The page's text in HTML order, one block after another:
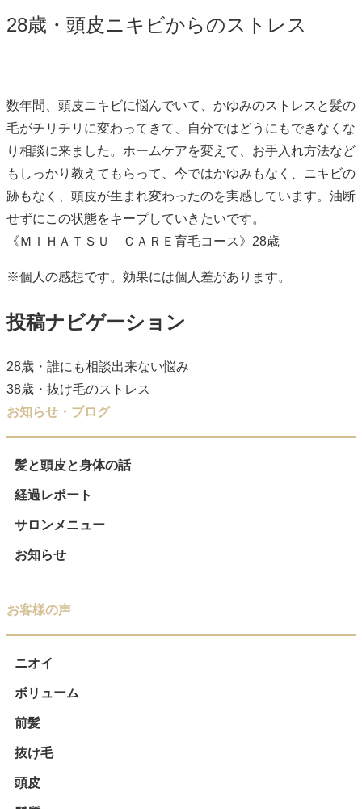
28歳・頭皮ニキビからのストレス
数年間、頭皮ニキビに悩んでいて、かゆみのストレスと髪の
毛がチリチリに変わってきて、自分ではどうにもできなくな
り相談に来ました。ホームケアを変えて、お手入れ方法など
もしっかり教えてもらって、今ではかゆみもなく、ニキビの
跡もなく、頭皮が生まれ変わったのを実感しています。油断
せずにこの状態をキープしていきたいです。
《ＭＩＨＡＴＳＵ ＣＡＲＥ育毛コース》28歳
※個人の感想です。効果には個人差があります。
投稿ナビゲーション
28歳・誰にも相談出来ない悩み
38歳・抜け毛のストレス
お知らせ・ブログ
髪と頭皮と身体の話
経過レポート
サロンメニュー
お知らせ
お客様の声
ニオイ
ボリューム
前髪
抜け毛
頭皮